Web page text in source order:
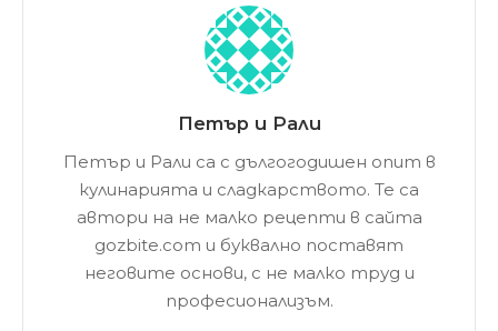
Петър и Рали
Петър и Рали са с дългогодишен опит в
кулинарията и сладкарството. Те са
автори на не малко рецепти в сайта
gozbite.com и буквално поставят
неговите основи, с не малко труд и
професионализъм.